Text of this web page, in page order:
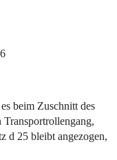
beim Zuschnitt des
Transportrollengang,
d 25 bleibt angezogen,